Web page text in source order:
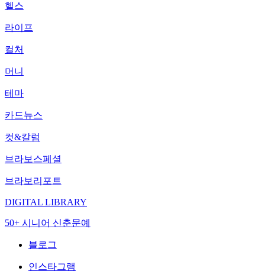
헬스
라이프
컬처
머니
테마
카드뉴스
컷&칼럼
브라보스페셜
브라보리포트
DIGITAL LIBRARY
50+ 시니어 신춘문예
블로그
인스타그램